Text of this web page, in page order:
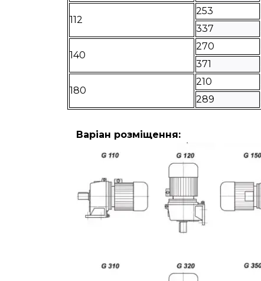
112
253
337
140
270
371
180
210
289
Варіан розміщення: